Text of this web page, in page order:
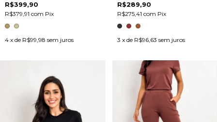
R$399,90
R$379,91 com Pix
4 x de R$99,98 sem juros
R$289,90
R$275,41 com Pix
3 x de R$96,63 sem juros